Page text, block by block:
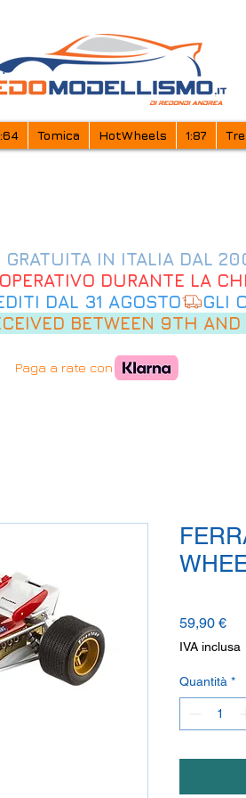
Tomica HotWheels 1:87
DAL 31 AGOSTO
BETWEEN 9TH
Paga a rate con
59,90 €
IVA inclusa
Quantità *